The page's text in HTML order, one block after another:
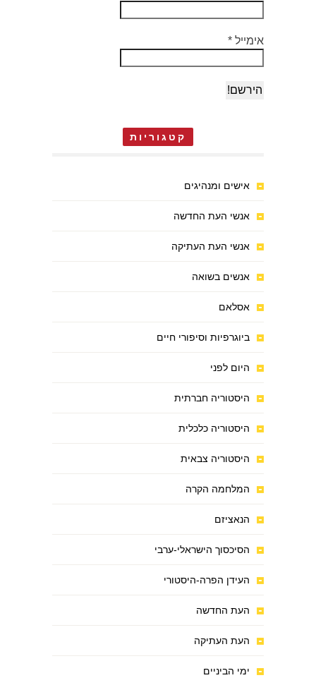
אימייל *
קטגוריות
אישים ומנהיגים
אנשי העת החדשה
אנשי העת העתיקה
אנשים בשואה
אסלאם
ביוגרפיות וסיפורי חיים
היום לפני
היסטוריה חברתית
היסטוריה כלכלית
היסטוריה צבאית
המלחמה הקרה
הנאציזם
הסיכסוך הישראלי-ערבי
העידן הפרה-היסטורי
העת החדשה
העת העתיקה
ימי הביניים